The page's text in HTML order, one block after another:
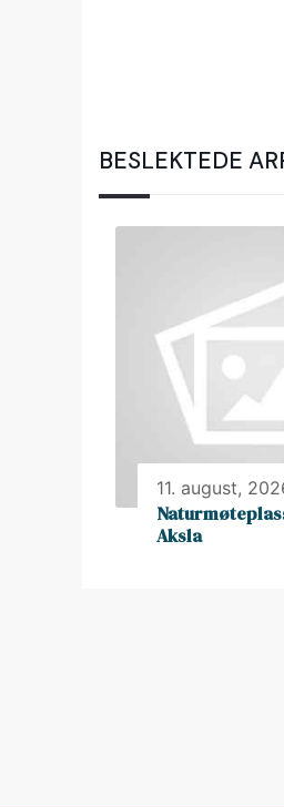
BESLEKTEDE
11. august,
Aksla